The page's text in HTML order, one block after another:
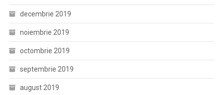
decembrie 2019
noiembrie 2019
octombrie 2019
septembrie 2019
august 2019